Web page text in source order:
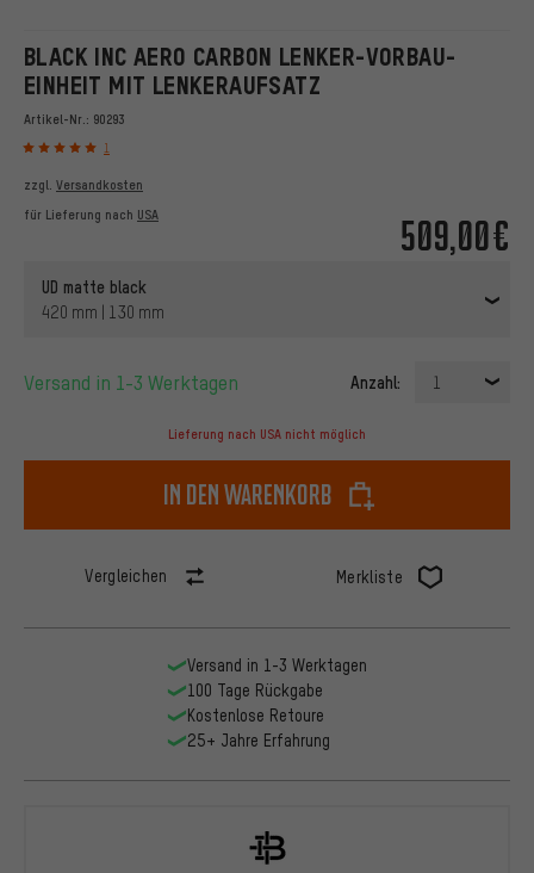
BLACK INC AERO CARBON LENKER-VORBAU-
EINHEIT MIT LENKERAUFSATZ
Artikel-Nr.: 90293
1
509,00€
zzgl. Versandkosten
für Lieferung nach USA
UD matte black
420 mm | 130 mm
Versand in 1-3 Werktagen Anzahl: 1
Lieferung nach USA nicht möglich
In den Warenkorb
Vergleichen Merkliste
Versand in 1-3 Werktagen
100 Tage Rückgabe
Kostenlose Retoure
25+ Jahre Erfahrung